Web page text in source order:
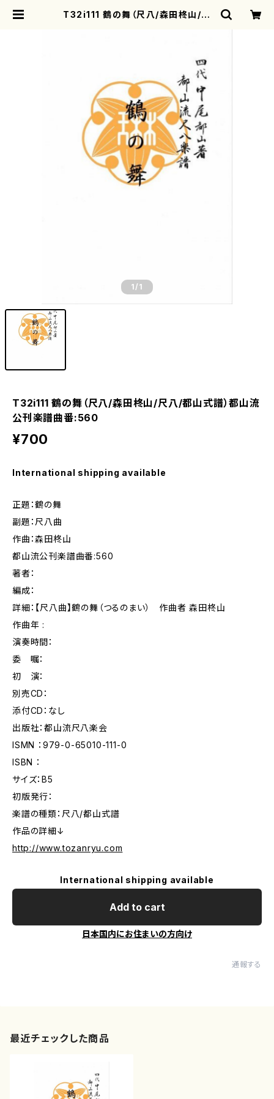
T32i111 鶴の舞（尺八/森田柊山/尺
1 /1
T32i111 鶴の舞（尺八/森田柊山/尺八/都山式譜）都山流
公刊楽譜曲番:560
¥700
International shipping available
正題：鶴の舞
副題：尺八曲
作曲：森田柊山
都山流公刊楽譜曲番:560
著者：
編成：
詳細：【尺八曲】鶴の舞（つるのまい） 作曲者 森田柊山
作曲年 :
演奏時間：
委 嘱：
初 演：
別売CD：
添付CD：なし
出版社：都山流尺八楽会
ISMN ：979-0-65010-111-0
ISBN ：
サイズ：B5
初版発行：
楽譜の種類：尺八/都山式譜
作品の詳細↓
http://www.tozanryu.com
International shipping available
Add to cart
日本国内にお住まいの方向け
通報する
最近チェックした商品